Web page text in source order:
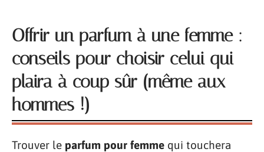
Offrir un parfum à une femme :
conseils pour choisir celui qui
plaira à coup sûr (même aux
hommes !)
Trouver le parfum pour femme qui touchera